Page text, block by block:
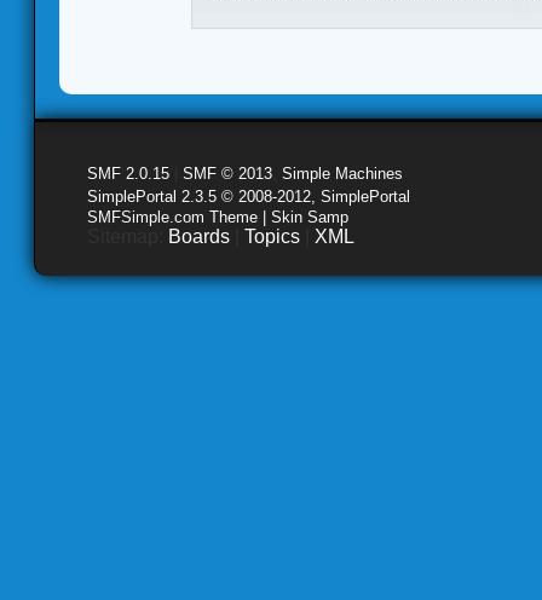
SMF 2.0.15 SMF © 2013 Simple Machines
SimplePortal 2.3.5 © 2008-2012, SimplePortal
SMFSimple.com Theme | Skin Samp
Boards Topics XML